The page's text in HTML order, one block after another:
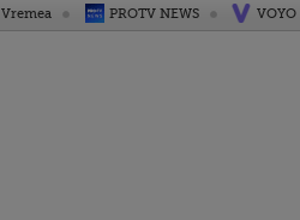
Vremea PROTV NEWS VOYO